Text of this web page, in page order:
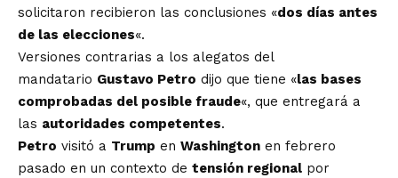
solicitaron recibieron las conclusiones «dos días antes
de las elecciones«.
Versiones contrarias a los alegatos del
mandatario Gustavo Petro dijo que tiene «las bases
comprobadas del posible fraude«, que entregará a
las autoridades competentes.
Petro visitó a Trump en Washington en febrero
pasado en un contexto de tensión regional por